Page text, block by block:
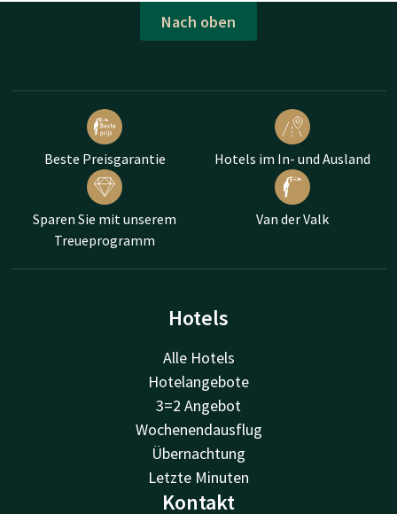
Nach oben
Beste Preisgarantie Hotels im In- und Ausland
Sparen Sie mit unserem
Treueprogramm
Van der Valk
Hotels
Alle Hotels
Hotelangebote
3=2 Angebot
Wochenendausflug
Übernachtung
Letzte Minuten
Kontakt